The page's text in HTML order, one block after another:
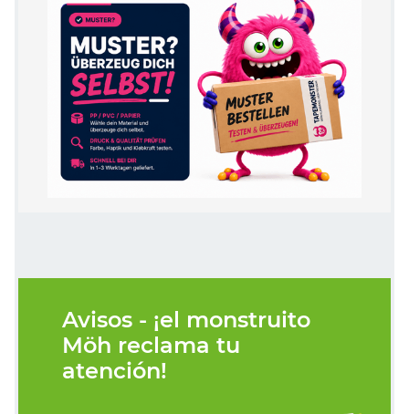
Avisos - ¡el monstruito
Möh reclama tu
atención!